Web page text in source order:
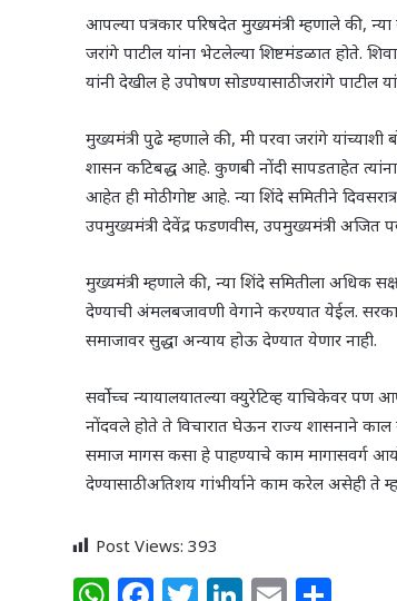
आपल्या पत्रकार परिषदेत मुख्यमंत्री म्हणाले की,
जरांगे पाटील यांना भेटलेल्या शिष्टमंडळात होते.
यांनी देखील हे उपोषण सोडण्यासाठी जरांगे पाटील
मुख्यमंत्री पुढे म्हणाले की, मी परवा जरांगे यांच्याशी
शासन कटिबद्ध आहे. कुणबी नोंदी सापडताहेत
आहेत ही मोठी गोष्ट आहे. न्या शिंदे समितीने
उपमुख्यमंत्री देवेंद्र फडणवीस, उपमुख्यमंत्री अजित
मुख्यमंत्री म्हणाले की, न्या शिंदे समितीला अधिक
देण्याची अंमलबजावणी वेगाने करण्यात येईल.
समाजावर सुद्धा अन्याय होऊ देण्यात येणार नाही.
सर्वोच्च न्यायालयातल्या क्युरेटिव्ह याचिकेवर पण
नोंदवले होते ते विचारात घेऊन राज्य शासनाने काल
समाज मागस कसा हे पाहण्याचे काम मागासवर्ग
देण्यासाठी अतिशय गांभीर्याने काम करेल असेही ते
Post Views: 393